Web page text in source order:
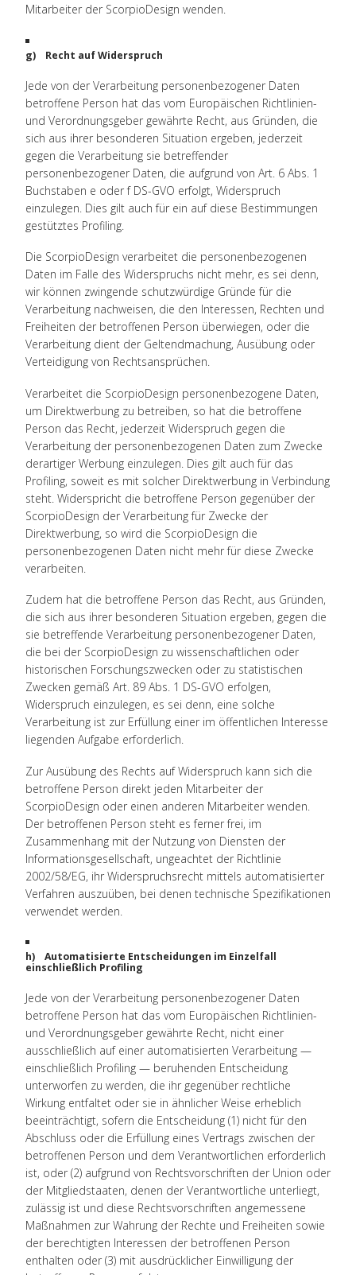
Mitarbeiter der ScorpioDesign wenden.
g) Recht auf Widerspruch
Jede von der Verarbeitung personenbezogener Daten
betroffene Person hat das vom Europäischen Richtlinien-
und Verordnungsgeber gewährte Recht, aus Gründen, die
sich aus ihrer besonderen Situation ergeben, jederzeit
gegen die Verarbeitung sie betreffender
personenbezogener Daten, die aufgrund von Art. 6 Abs. 1
Buchstaben e oder f DS-GVO erfolgt, Widerspruch
einzulegen. Dies gilt auch für ein auf diese Bestimmungen
gestütztes Profiling.
Die ScorpioDesign verarbeitet die personenbezogenen
Daten im Falle des Widerspruchs nicht mehr, es sei denn,
wir können zwingende schutzwürdige Gründe für die
Verarbeitung nachweisen, die den Interessen, Rechten und
Freiheiten der betroffenen Person überwiegen, oder die
Verarbeitung dient der Geltendmachung, Ausübung oder
Verteidigung von Rechtsansprüchen.
Verarbeitet die ScorpioDesign personenbezogene Daten,
um Direktwerbung zu betreiben, so hat die betroffene
Person das Recht, jederzeit Widerspruch gegen die
Verarbeitung der personenbezogenen Daten zum Zwecke
derartiger Werbung einzulegen. Dies gilt auch für das
Profiling, soweit es mit solcher Direktwerbung in Verbindung
steht. Widerspricht die betroffene Person gegenüber der
ScorpioDesign der Verarbeitung für Zwecke der
Direktwerbung, so wird die ScorpioDesign die
personenbezogenen Daten nicht mehr für diese Zwecke
verarbeiten.
Zudem hat die betroffene Person das Recht, aus Gründen,
die sich aus ihrer besonderen Situation ergeben, gegen die
sie betreffende Verarbeitung personenbezogener Daten,
die bei der ScorpioDesign zu wissenschaftlichen oder
historischen Forschungszwecken oder zu statistischen
Zwecken gemäß Art. 89 Abs. 1 DS-GVO erfolgen,
Widerspruch einzulegen, es sei denn, eine solche
Verarbeitung ist zur Erfüllung einer im öffentlichen Interesse
liegenden Aufgabe erforderlich.
Zur Ausübung des Rechts auf Widerspruch kann sich die
betroffene Person direkt jeden Mitarbeiter der
ScorpioDesign oder einen anderen Mitarbeiter wenden.
Der betroffenen Person steht es ferner frei, im
Zusammenhang mit der Nutzung von Diensten der
Informationsgesellschaft, ungeachtet der Richtlinie
2002/58/EG, ihr Widerspruchsrecht mittels automatisierter
Verfahren auszuüben, bei denen technische Spezifikationen
verwendet werden.
h) Automatisierte Entscheidungen im Einzelfall
einschließlich Profiling
Jede von der Verarbeitung personenbezogener Daten
betroffene Person hat das vom Europäischen Richtlinien-
und Verordnungsgeber gewährte Recht, nicht einer
ausschließlich auf einer automatisierten Verarbeitung —
einschließlich Profiling — beruhenden Entscheidung
unterworfen zu werden, die ihr gegenüber rechtliche
Wirkung entfaltet oder sie in ähnlicher Weise erheblich
beeinträchtigt, sofern die Entscheidung (1) nicht für den
Abschluss oder die Erfüllung eines Vertrags zwischen der
betroffenen Person und dem Verantwortlichen erforderlich
ist, oder (2) aufgrund von Rechtsvorschriften der Union oder
der Mitgliedstaaten, denen der Verantwortliche unterliegt,
zulässig ist und diese Rechtsvorschriften angemessene
Maßnahmen zur Wahrung der Rechte und Freiheiten sowie
der berechtigten Interessen der betroffenen Person
enthalten oder (3) mit ausdrücklicher Einwilligung der